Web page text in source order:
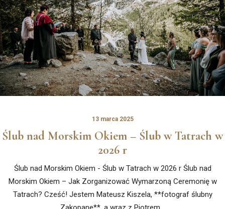
13 marca 2025
Ślub nad Morskim Okiem – Ślub w Tatrach w
2026 r
Ślub nad Morskim Okiem - Ślub w Tatrach w 2026 r Ślub nad
Morskim Okiem – Jak Zorganizować Wymarzoną Ceremonię w
Tatrach? Cześć! Jestem Mateusz Kiszela, **fotograf ślubny